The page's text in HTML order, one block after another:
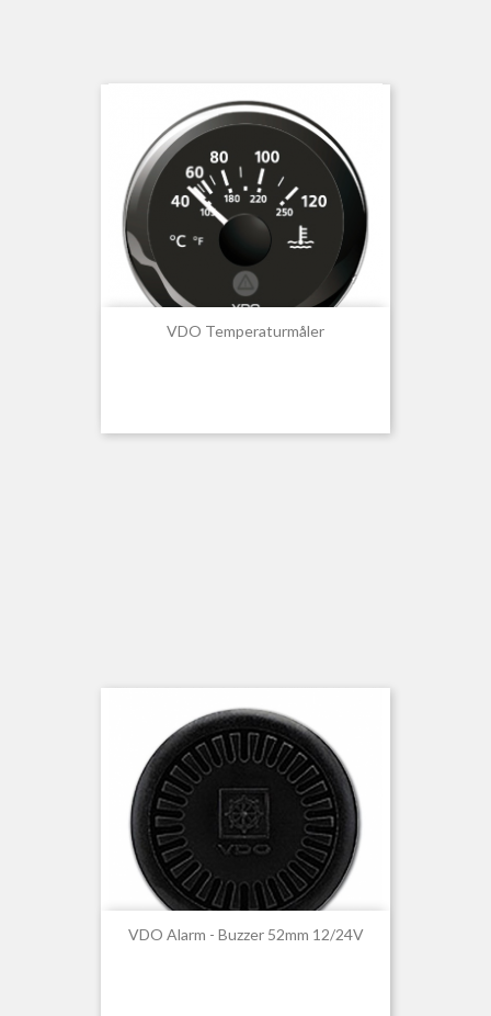
VDO Temperaturmåler
VDO Alarm - Buzzer 52mm 12/24V